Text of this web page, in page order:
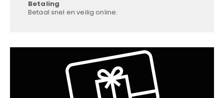
Betaling
Betaal snel en veilig online.